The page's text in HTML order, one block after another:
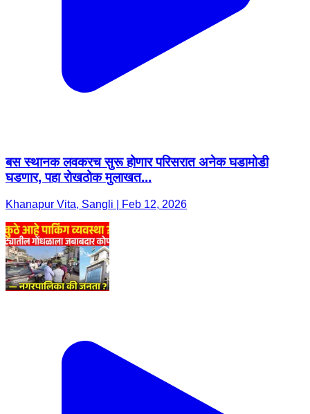
बस स्थानक लवकरच सुरू होणार परिसरात अनेक घडामोडी
घडणार, पहा रोखठोक मुलाखत...
Khanapur Vita, Sangli | Feb 12, 2026